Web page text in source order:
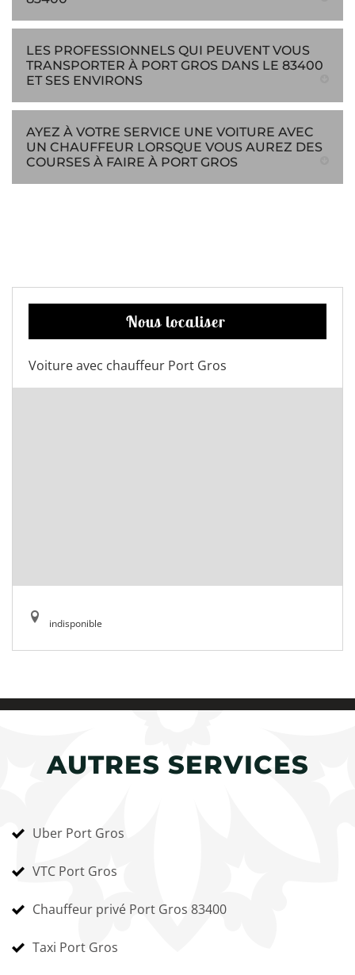
LES PROFESSIONNELS QUI PEUVENT VOUS
TRANSPORTER À PORT GROS DANS LE 83400
ET SES ENVIRONS
AYEZ À VOTRE SERVICE UNE VOITURE AVEC
UN CHAUFFEUR LORSQUE VOUS AUREZ DES
COURSES À FAIRE À PORT GROS
Nous localiser
Voiture avec chauffeur Port Gros
indisponible
AUTRES SERVICES
Uber Port Gros
VTC Port Gros
Chauffeur privé Port Gros 83400
Taxi Port Gros